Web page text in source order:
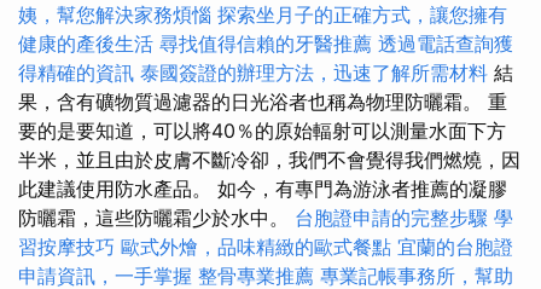
姨，幫您解決家務煩惱 探索坐月子的正確方式，讓您擁有
健康的產後生活 尋找值得信賴的牙醫推薦 透過電話查詢獲
得精確的資訊 泰國簽證的辦理方法，迅速了解所需材料 結
果，含有礦物質過濾器的日光浴者也稱為物理防曬霜。 重
要的是要知道，可以將40％的原始輻射可以測量水面下方
半米，並且由於皮膚不斷冷卻，我們不會覺得我們燃燒，因
此建議使用防水產品。 如今，有專門為游泳者推薦的凝膠
防曬霜，這些防曬霜少於水中。 台胞證申請的完整步驟 學
習按摩技巧 歐式外燴，品味精緻的歐式餐點 宜蘭的台胞證
申請資訊，一手掌握 整骨專業推薦 專業記帳事務所，幫助